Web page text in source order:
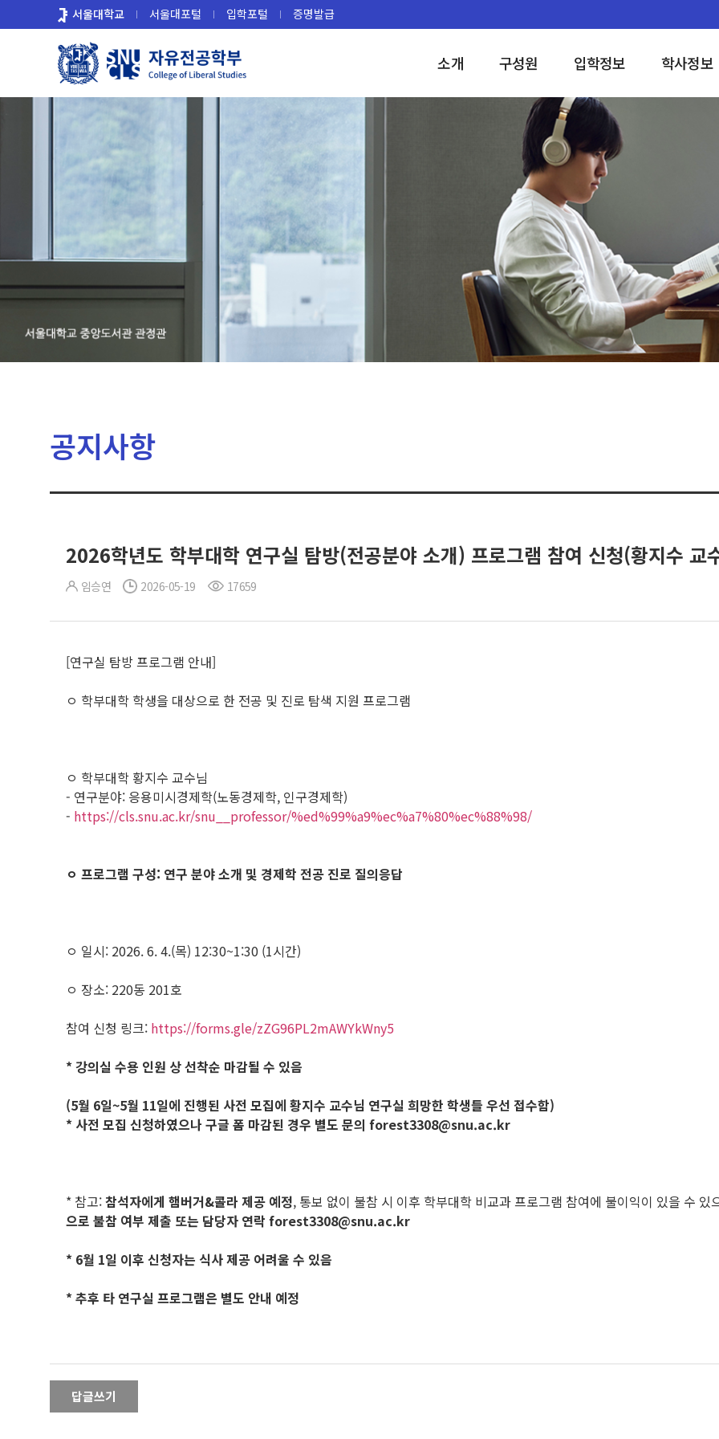
로
서울대학교 서울대포털 입학포털 증명발급
소개 구성원 입학정보 학사정보
공지사항
2026학년도 학부대학 연구실 탐방(전공분야 소개) 프로그램 참여 신청(황지수 교
임승연 2026-05-19 17659
[연구실 탐방 프로그램 안내]
ㅇ 학부대학 학생을 대상으로 한 전공 및 진로 탐색 지원 프로그램
ㅇ 학부대학 황지수 교수님
- 연구분야: 응용미시경제학(노동경제학, 인구경제학)
- https://cls.snu.ac.kr/snu__professor/%ed%99%a9%ec%a7%80%ec%88%98/
ㅇ 프로그램 구성: 연구 분야 소개 및 경제학 전공 진로 질의응답
ㅇ 일시: 2026. 6. 4.(목) 12:30~1:30 (1시간)
ㅇ 장소: 220동 201호
참여 신청 링크: https://forms.gle/zZG96PL2mAWYkWny5
* 강의실 수용 인원 상 선착순 마감될 수 있음
(5월 6일~5월 11일에 진행된 사전 모집에 황지수 교수님 연구실 희망한 학생들 우선 접수함)
* 사전 모집 신청하였으나 구글 폼 마감된 경우 별도 문의 forest3308@snu.ac.kr
* 참고:참석자에게 햄버거&콜라 제공 예정, 통보 없이 불참 시 이후 학부대학 비교과 프로그램 참여에 불이익이 있을 수
으로 불참 여부 제출 또는 담당자 연락 forest3308@snu.ac.kr
* 6월 1일 이후 신청자는 식사 제공 어려울 수 있음
* 추후 타 연구실 프로그램은 별도 안내 예정
답글쓰기